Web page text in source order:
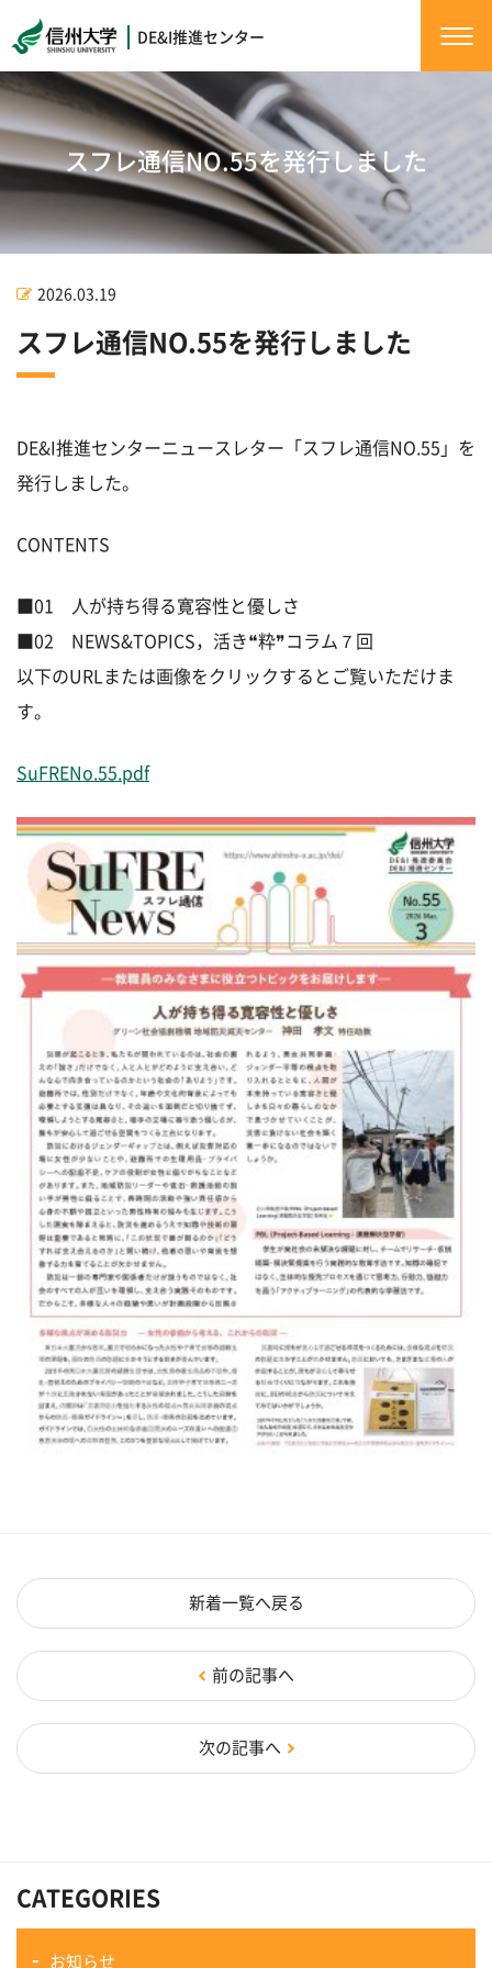
DE&I推進センター
スフレ通信NO.55を発行しました
2026.03.19
スフレ通信NO.55を発行しました
DE&I推進センターニュースレター「スフレ通信NO.55」を
発行しました。
CONTENTS
■01 人が持ち得る寛容性と優しさ
■02 NEWS&TOPICS，活き❝粋❞コラム７回
以下のURLまたは画像をクリックするとご覧いただけま
す。
SuFRENo.55.pdf
前の記事へ
新着一覧へ戻る
次の記事へ
CATEGORIES
お知らせ